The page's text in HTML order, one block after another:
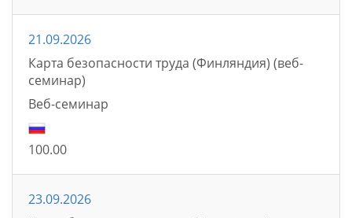
21.09.2026
Карта безопасности труда (Финляндия) (веб-
семинар)
Bеб-семинаp
100.00
23.09.2026